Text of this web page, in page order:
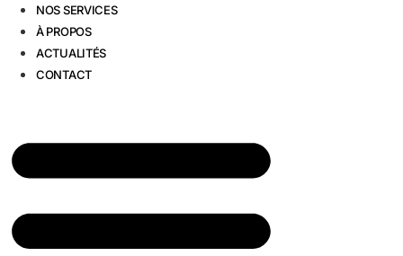
NOS SERVICES
À PROPOS
ACTUALITÉS
CONTACT